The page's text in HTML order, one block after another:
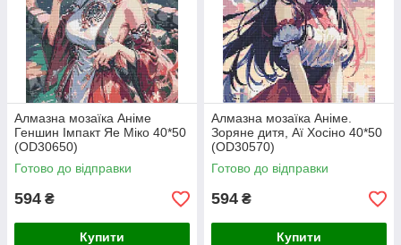
Алмазна мозаїка Аніме
Геншин Імпакт Яе Міко 40*50
(OD30650)
Готово до відправки
594 ₴
Купити
Алмазна мозаїка Аніме.
Зоряне дитя, Аї Хосіно 40*50
(OD30570)
Готово до відправки
594 ₴
Купити